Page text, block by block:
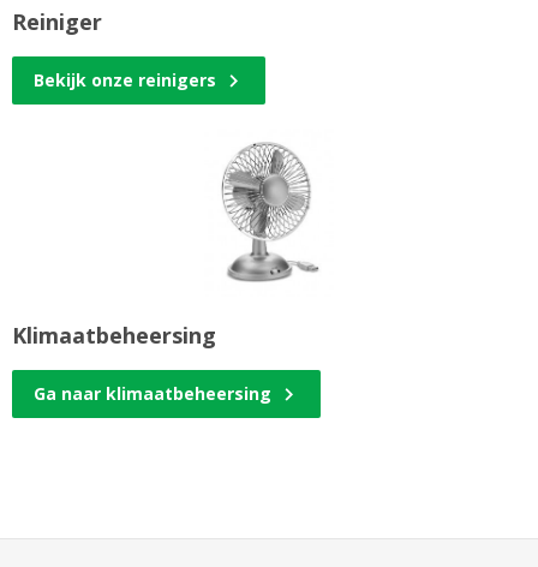
Reiniger
Bekijk onze reinigers
Klimaatbeheersing
Ga naar klimaatbeheersing